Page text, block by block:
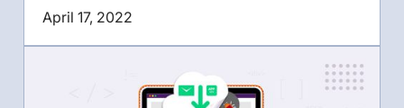
April 17, 2022